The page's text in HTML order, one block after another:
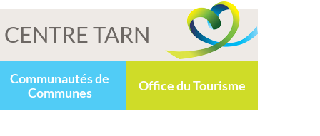
CENTRE TARN
Communautés de
Communes
Office du Tourisme